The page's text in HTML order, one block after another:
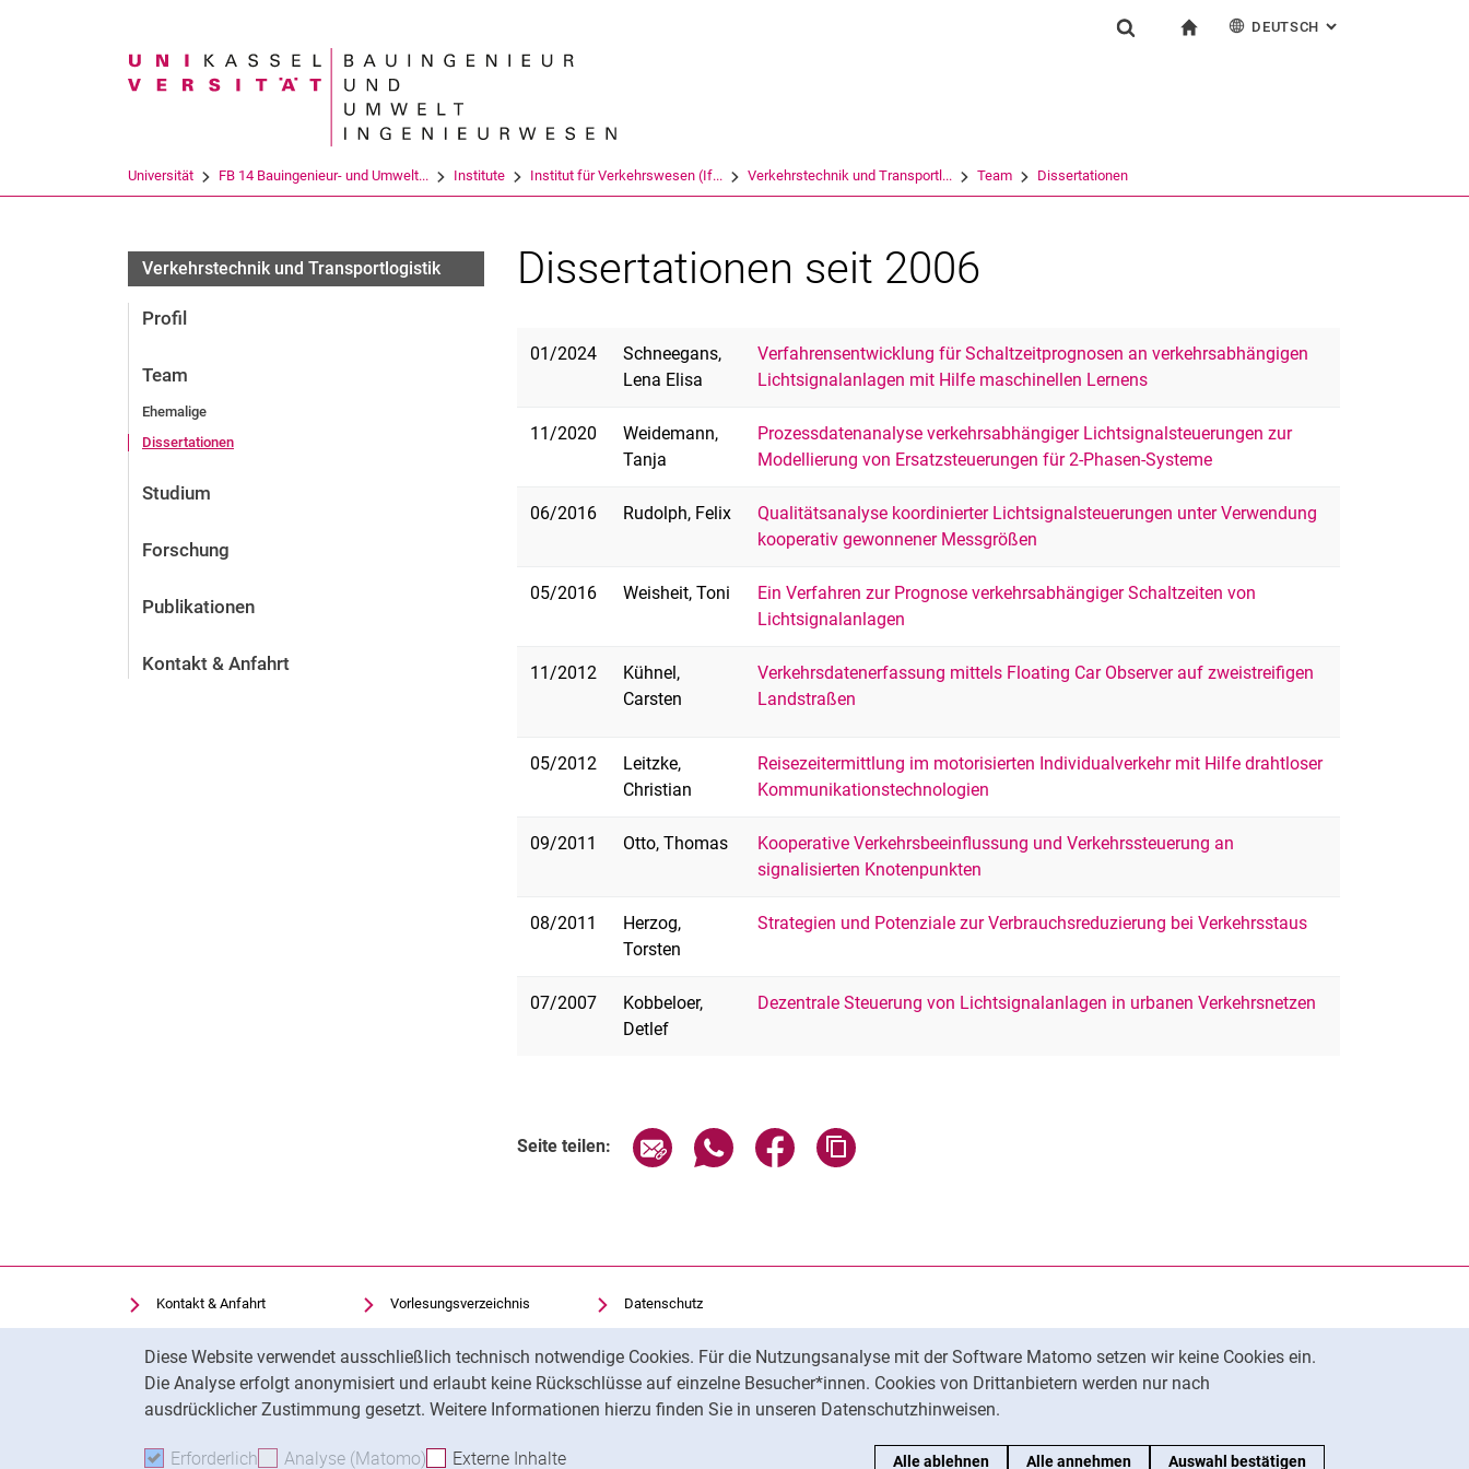
Diese Website verwendet ausschließlich technisch notwendige Cookies. Für die Nutzungsanalyse mit der Software Matomo setzen wir keine Cookies ein.
Die Analyse erfolgt anonymisiert und erlaubt keine Rückschlüsse auf einzelne Besucher*innen. Cookies von Drittanbietern werden nur nach
ausdrücklicher Zustimmung gesetzt. Weitere Informationen hierzu finden Sie in unseren Datenschutzhinweisen.
Erforderlich Erforderliche Cookies akzeptieren
Analyse (Matomo) Analyse-Cookies akzeptieren
Externe Inhalte Alle ablehnen Alle annehmen Auswahl bestätigen
Suchbegriff
DEUTSCH : ALTERNATIVE
Universität FB 14 Bauingenieur- und Umwelt... Institute Institut für Verkehrswesen (If... Verkehrstechnik und Transportl... Team Dissertationen
Verkehrstechnik und Transportlogistik
Profil
Team
Ehemalige
Dissertationen
Studium
Forschung
Publikationen
Kontakt & Anfahrt
Dissertationen seit 2006
01/2024
Schneegans,
Lena Elisa
Verfahrensentwicklung für Schaltzeitprognosen an verkehrsabhängigen
Lichtsignalanlagen mit Hilfe maschinellen Lernens
11/2020
Weidemann,
Tanja
Prozessdatenanalyse verkehrsabhängiger Lichtsignalsteuerungen zur
Modellierung von Ersatzsteuerungen für 2-Phasen-Systeme
06/2016 Rudolph, Felix
Qualitätsanalyse koordinierter Lichtsignalsteuerungen unter Verwendung
kooperativ gewonnener Messgrößen
05/2016 Weisheit, Toni
Ein Verfahren zur Prognose verkehrsabhängiger Schaltzeiten von
Lichtsignalanlagen
11/2012
Kühnel,
Carsten
Verkehrsdatenerfassung mittels Floating Car Observer auf zweistreifigen
Landstraßen
05/2012
Leitzke,
Christian
Reisezeitermittlung im motorisierten Individualverkehr mit Hilfe drahtloser
Kommunikationstechnologien
09/2011 Otto, Thomas
Kooperative Verkehrsbeeinflussung und Verkehrssteuerung an
signalisierten Knotenpunkten
08/2011
Herzog,
Torsten
Strategien und Potenziale zur Verbrauchsreduzierung bei Verkehrsstaus
07/2007
Kobbeloer,
Detlef
Dezentrale Steuerung von Lichtsignalanlagen in urbanen Verkehrsnetzen
Seite teilen: Seite über E-Mail teilen
Seite über WhatsApp teilen (externer Link, öffnet neues Fenster)
Seite über Facebook teilen (externer Link, öffnet neues Fenster)
Kontakt & Anfahrt
Einrichtungen suchen
Stellenangebote
Cookie-Einstellungen
Vorlesungsverzeichnis
Uni-Bibliothek
Moodle
Panopto
Datenschutz
Barrierefreiheit
Transparenter KI-Einsatz
Impressum